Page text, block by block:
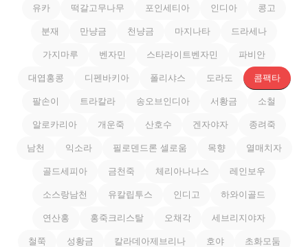
유카 떡갈고무나무 포인세티아 인디아 콩고
분재 만냥금 천냥금 마지나타 드라세나
가지마루 벤자민 스타라이트벤자민 파비안
대엽홍콩 디펜바키아 폴리샤스 도라도 콤팩타
팔손이 트라칼라 송오브인디아 서황금 소철
알로카리아 개운죽 산호수 겐자야자 종려죽
남천 익소라 필로덴드론 셀로움 목향 열매치자
골드세피아 금천죽 체리아나나스 레인보우
소스랑남천 유칼립투스 인디고 하와이골드
연산홍 홍죽크리스탈 오채각 세브리지야자
철쭉 성황금 칼라데아제브리나 호야 초화모둠